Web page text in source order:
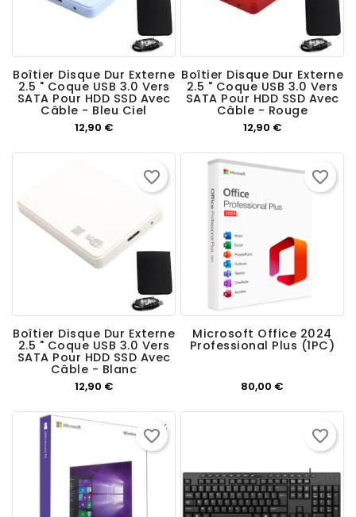
Boîtier Disque Dur Externe
2.5 " Coque USB 3.0 Vers
SATA Pour HDD SSD Avec
Câble - Bleu Ciel
12,90 €Prix
Boîtier Disque Dur Externe
2.5 " Coque USB 3.0 Vers
SATA Pour HDD SSD Avec
Câble - Rouge
12,90 €Prix
Boîtier Disque Dur Externe
2.5 " Coque USB 3.0 Vers
SATA Pour HDD SSD Avec
Câble - Blanc
12,90 €Prix
favorite_border
Microsoft Office 2024
Professional Plus (1PC)
80,00 €
favorite_border
-90%
favorite_border favorite_border